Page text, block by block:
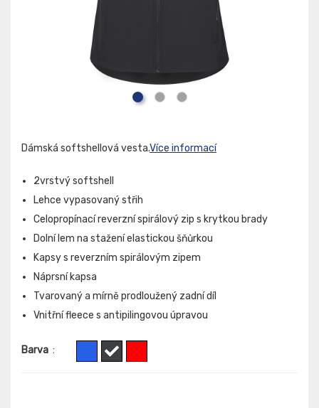
Dámská softshellová vesta.Více informací
2vrstvý softshell
Lehce vypasovaný střih
Celopropínací reverzní spirálový zip s krytkou brady
Dolní lem na stažení elastickou šňůrkou
Kapsy s reverzním spirálovým zipem
Náprsní kapsa
Tvarovaný a mírně prodloužený zadní díl
Vnitřní fleece s antipilingovou úpravou
Barva :